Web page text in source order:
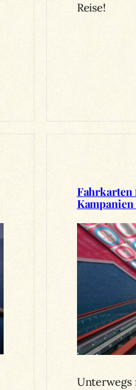
Reise!
Fahrkarten
Kampanien
Unterwegs